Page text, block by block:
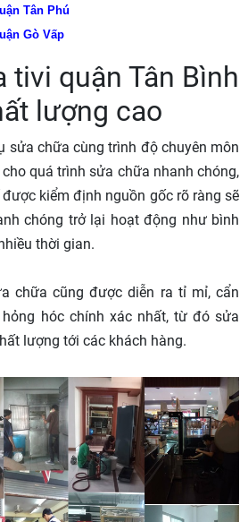
Tân Phú
Gò Vấp
tivi quận Tân Bình
lượng cao
sửa chữa cùng trình độ chuyên môn
quá trình sửa chữa nhanh chóng,
kiểm định nguồn gốc rõ ràng sẽ
chóng trở lại hoạt động như bình
thời gian.
chữa cũng được diễn ra tỉ mỉ, cẩn
hóc chính xác nhất, từ đó sửa
lượng tới các khách hàng.